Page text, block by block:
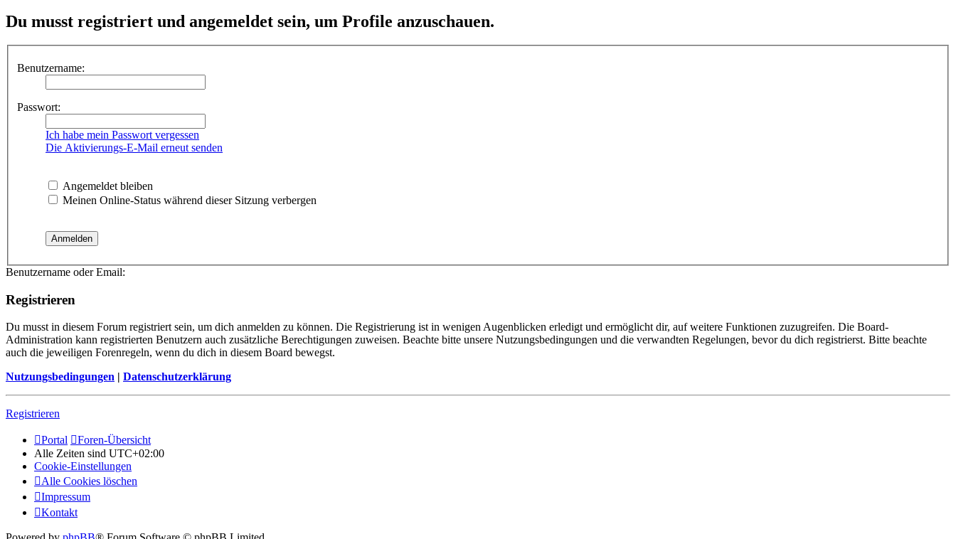
Du musst registriert und angemeldet sein, um Profile anzuschauen.
Benutzername:
Passwort:
Ich habe mein Passwort vergessen
Die Aktivierungs-E-Mail erneut senden
Angemeldet bleiben
Meinen Online-Status während dieser Sitzung verbergen
Benutzername oder Email:
Registrieren
Du musst in diesem Forum registriert sein, um dich anmelden zu können. Die Registrierung ist in wenigen Augenblicken erledigt und ermöglicht dir, auf weitere Funktionen zuzugreifen. Die Board-
Administration kann registrierten Benutzern auch zusätzliche Berechtigungen zuweisen. Beachte bitte unsere Nutzungsbedingungen und die verwandten Regelungen, bevor du dich registrierst. Bitte beachte
auch die jeweiligen Forenregeln, wenn du dich in diesem Board bewegst.
Nutzungsbedingungen
Datenschutzerklärung
Registrieren
Portal
Foren-Übersicht
Alle Zeiten sind UTC+02:00
Cookie-Einstellungen
Alle Cookies löschen
Impressum
Kontakt